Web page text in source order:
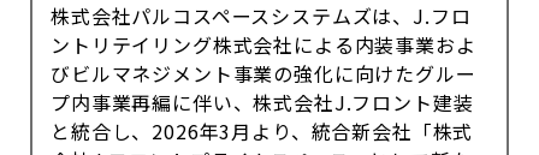
株式会社パルコスペースシステムズは、J.フロ
ントリテイリング株式会社による内装事業およ
びビルマネジメント事業の強化に向けたグルー
プ内事業再編に伴い、株式会社J.フロント建装
と統合し、2026年3月より、統合新会社「株式